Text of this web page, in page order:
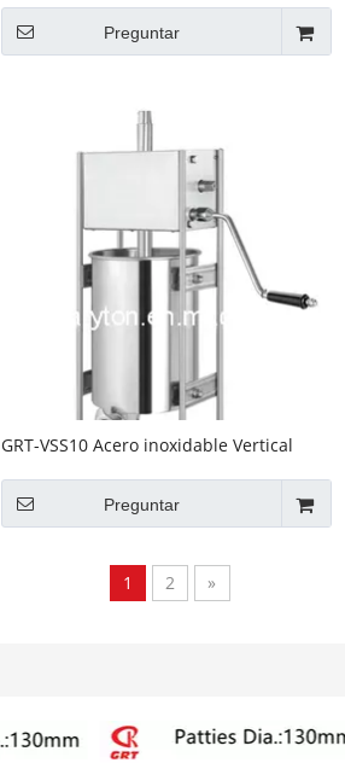
Preguntar
GRT-VSS10 Acero inoxidable Vertical
Preguntar
1 2 »